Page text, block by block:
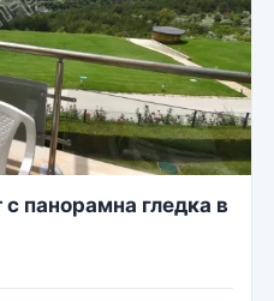
панорамна гледка в